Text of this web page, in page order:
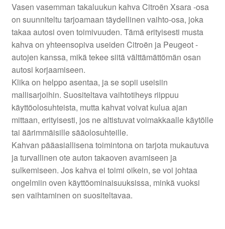
Vasen vasemman takaluukun kahva Citroën Xsara -osa
on suunniteltu tarjoamaan täydellinen vaihto-osa, joka
takaa autosi oven toimivuuden. Tämä erityisesti musta
kahva on yhteensopiva useiden Citroën ja Peugeot -
autojen kanssa, mikä tekee siitä välttämättömän osan
autosi korjaamiseen.
Klika on helppo asentaa, ja se sopii useisiin
mallisarjoihin. Suositeltava vaihtotiheys riippuu
käyttöolosuhteista, mutta kahvat voivat kulua ajan
mittaan, erityisesti, jos ne altistuvat voimakkaalle käytölle
tai äärimmäisille sääolosuhteille.
Kahvan pääasiallisena toimintona on tarjota mukautuva
ja turvallinen ote auton takaoven avamiseen ja
sulkemiseen. Jos kahva ei toimi oikein, se voi johtaa
ongelmiin oven käyttöominaisuuksissa, minkä vuoksi
sen vaihtaminen on suositeltavaa.